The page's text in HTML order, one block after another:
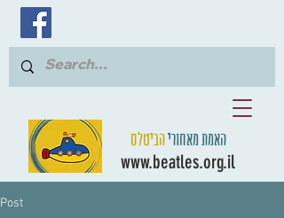
האמת מאחוריהביטלס
www.beatles.org.il
Post